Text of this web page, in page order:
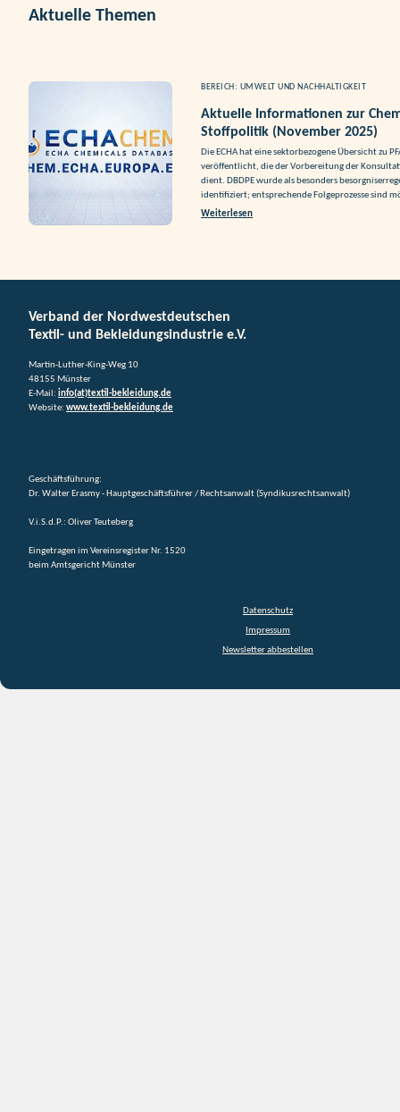
Aktuelle Themen
BEREICH: UMWELT UND NACHHALTIGKEIT
Aktuelle Informationen zur
Stoffpolitik (November 2025)
Die ECHA hat eine sektorbezogene Übersicht zu
veröffentlicht, die der Vorbereitung der
dient. DBDPE wurde als besonders
identifiziert; entsprechende Folgeprozesse sind
Weiterlesen
Verband der Nordwestdeutschen
Textil- und Bekleidungsindustrie e.V.
Martin-Luther-King-Weg 10
48155 Münster
E-Mail: info(at)textil-bekleidung.de
Website: www.textil-bekleidung.de
Geschäftsführung:
Dr. Walter Erasmy - Hauptgeschäftsführer / Rechtsanwalt (Syndikusrechtsanwalt)
V.i.S.d.P.: Oliver Teuteberg
Eingetragen im Vereinsregister Nr. 1520
beim Amtsgericht Münster
Datenschutz
Impressum
Newsletter abbestellen